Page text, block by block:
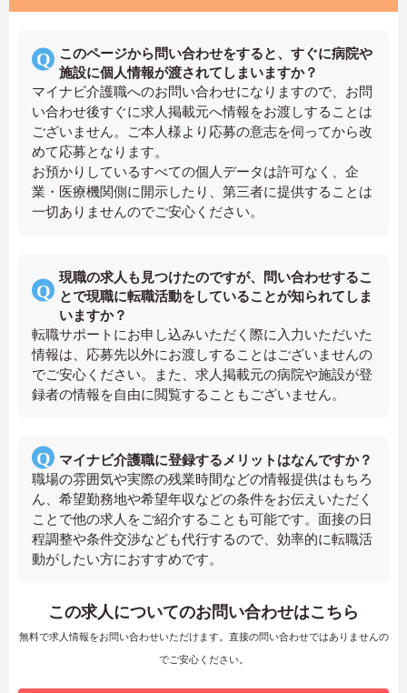
このページから問い合わせをすると、すぐに病院や
施設に個人情報が渡されてしまいますか？
マイナビ介護職へのお問い合わせになりますので、お問
い合わせ後すぐに求人掲載元へ情報をお渡しすることは
ございません。ご本人様より応募の意志を伺ってから改
めて応募となります。
お預かりしているすべての個人データは許可なく、企
業・医療機関側に開示したり、第三者に提供することは
一切ありませんのでご安心ください。
現職の求人も見つけたのですが、問い合わせするこ
とで現職に転職活動をしていることが知られてしま
いますか？
転職サポートにお申し込みいただく際に入力いただいた
情報は、応募先以外にお渡しすることはございませんの
でご安心ください。また、求人掲載元の病院や施設が登
録者の情報を自由に閲覧することもございません。
マイナビ介護職に登録するメリットはなんですか？
職場の雰囲気や実際の残業時間などの情報提供はもちろ
ん、希望勤務地や希望年収などの条件をお伝えいただく
ことで他の求人をご紹介することも可能です。面接の日
程調整や条件交渉なども代行するので、効率的に転職活
動がしたい方におすすめです。
この求人についてのお問い合わせはこちら
無料で求人情報をお問い合わせいただけます。直接の問い合わせではありませんの
でご安心ください。